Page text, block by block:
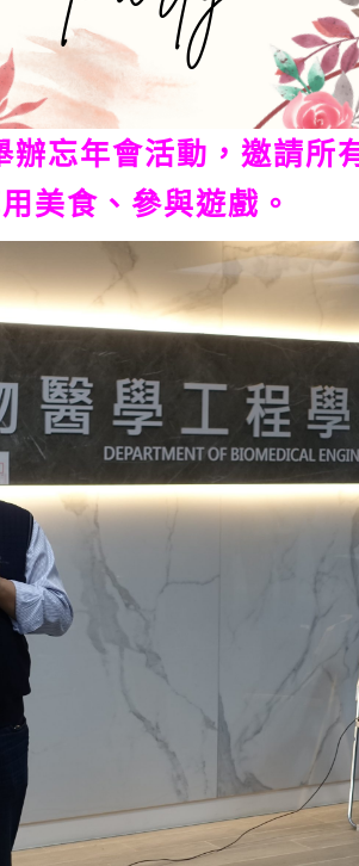
忘年會活動，邀請所
美食、參與遊戲。